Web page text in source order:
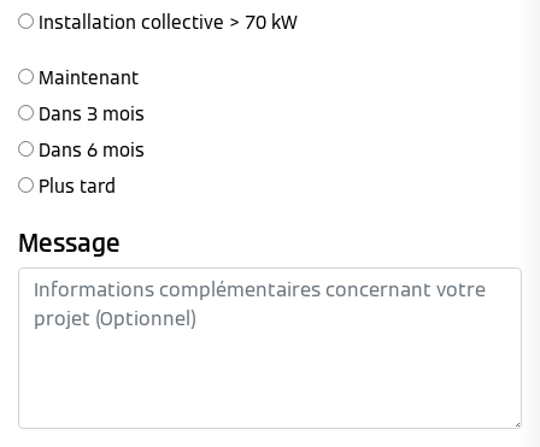
Installation collective > 70 kW
Maintenant
Dans 3 mois
Dans 6 mois
Plus tard
Message